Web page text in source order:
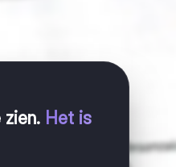
zien. Het is